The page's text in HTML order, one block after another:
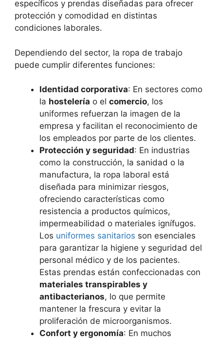
específicos y prendas diseñadas para ofrecer
protección y comodidad en distintas
condiciones laborales.
Dependiendo del sector, la ropa de trabajo
puede cumplir diferentes funciones:
Identidad corporativa: En sectores como
la hostelería o el comercio, los
uniformes refuerzan la imagen de la
empresa y facilitan el reconocimiento de
los empleados por parte de los clientes.
Protección y seguridad: En industrias
como la construcción, la sanidad o la
manufactura, la ropa laboral está
diseñada para minimizar riesgos,
ofreciendo características como
resistencia a productos químicos,
impermeabilidad o materiales ignífugos.
Los uniformes sanitarios son esenciales
para garantizar la higiene y seguridad del
personal médico y de los pacientes.
Estas prendas están confeccionadas con
materiales transpirables y
antibacterianos, lo que permite
mantener la frescura y evitar la
proliferación de microorganismos.
Confort y ergonomía: En muchos